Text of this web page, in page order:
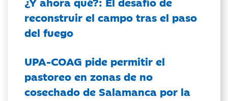
reconstruir el campo tras el paso
del fuego
UPA-COAG pide permitir el
pastoreo en zonas de no
cosechado de Salamanca por la